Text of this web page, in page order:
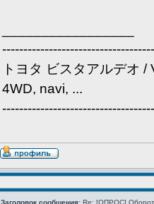
トヨタ ビスタアルデオ
4WD, navi, ...
Заголовок сообщения: Re: [ОПРОС]